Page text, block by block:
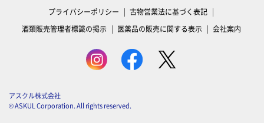
プライバシーポリシー
古物営業法に基づく表記
酒類販売管理者標識の掲示
医薬品の販売に関する表示 会社案内
アスクル株式会社
© ASKUL Corporation. All rights reserved.